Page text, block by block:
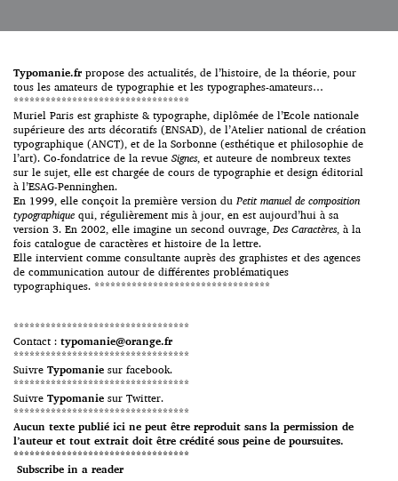
radicale de caractères
l’impact recherché. Plus
d’images sur le site […]
Typomanie.fr propose des actualités, de l’histoire, de la théorie, pour
tous les amateurs de typographie et les typographes-amateurs…
*********************************
Muriel Paris est graphiste & typographe, diplômée de l’Ecole nationale
supérieure des arts décoratifs (ENSAD), de l’Atelier national de création
typographique (ANCT), et de la Sorbonne (esthétique et philosophie de
l’art). Co-fondatrice de la revue Signes, et auteure de nombreux textes
sur le sujet, elle est chargée de cours de typographie et design éditorial
à l’ESAG-Penninghen.
En 1999, elle conçoit la première version duPetit manuel de composition
typographique qui, régulièrement mis à jour, en est aujourd’hui à sa
version 3. En 2002, elle imagine un second ouvrage, Des Caractères, à la
fois catalogue de caractères et histoire de la lettre.
Elle intervient comme consultante auprès des graphistes et des agences
de communication autour de différentes problématiques
typographiques. *********************************
*********************************
Contact : typomanie@orange.fr
*********************************
Suivre Typomanie sur facebook.
*********************************
Suivre Typomanie sur Twitter.
*********************************
Aucun texte publié ici ne peut être reproduit sans la permission de
l’auteur et tout extrait doit être crédité sous peine de poursuites.
*********************************
Subscribe in a reader